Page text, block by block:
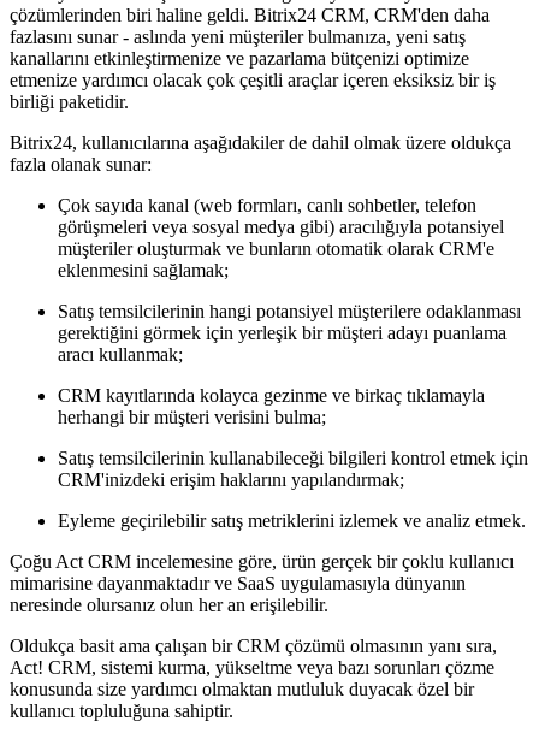
çözümlerinden biri haline geldi. Bitrix24 CRM, CRM'den daha
fazlasını sunar - aslında yeni müşteriler bulmanıza, yeni satış
kanallarını etkinleştirmenize ve pazarlama bütçenizi optimize
etmenize yardımcı olacak çok çeşitli araçlar içeren eksiksiz bir iş
birliği paketidir.
Bitrix24, kullanıcılarına aşağıdakiler de dahil olmak üzere oldukça
fazla olanak sunar:
Çok sayıda kanal (web formları, canlı sohbetler, telefon
görüşmeleri veya sosyal medya gibi) aracılığıyla potansiyel
müşteriler oluşturmak ve bunların otomatik olarak CRM'e
eklenmesini sağlamak;
Satış temsilcilerinin hangi potansiyel müşterilere odaklanması
gerektiğini görmek için yerleşik bir müşteri adayı puanlama
aracı kullanmak;
CRM kayıtlarında kolayca gezinme ve birkaç tıklamayla
herhangi bir müşteri verisini bulma;
Satış temsilcilerinin kullanabileceği bilgileri kontrol etmek için
CRM'inizdeki erişim haklarını yapılandırmak;
Eyleme geçirilebilir satış metriklerini izlemek ve analiz etmek.
Çoğu Act CRM incelemesine göre, ürün gerçek bir çoklu kullanıcı
mimarisine dayanmaktadır ve SaaS uygulamasıyla dünyanın
neresinde olursanız olun her an erişilebilir.
Oldukça basit ama çalışan bir CRM çözümü olmasının yanı sıra,
Act! CRM, sistemi kurma, yükseltme veya bazı sorunları çözme
konusunda size yardımcı olmaktan mutluluk duyacak özel bir
kullanıcı topluluğuna sahiptir.